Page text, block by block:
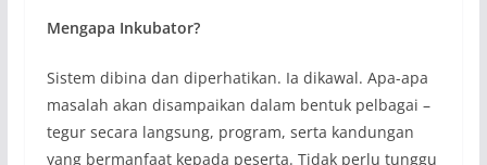
Mengapa Inkubator?
Sistem dibina dan diperhatikan. Ia dikawal. Apa-apa
masalah akan disampaikan dalam bentuk pelbagai –
tegur secara langsung, program, serta kandungan
yang bermanfaat kepada peserta. Tidak perlu tunggu